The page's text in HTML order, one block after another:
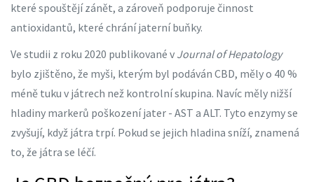
které spouštějí zánět, a zároveň podporuje činnost
antioxidantů, které chrání jaterní buňky.
Ve studii z roku 2020 publikované v Journal of Hepatology
bylo zjištěno, že myši, kterým byl podáván CBD, měly o 40 %
méně tuku v játrech než kontrolní skupina. Navíc měly nižší
hladiny markerů poškození jater - AST a ALT. Tyto enzymy se
zvyšují, když játra trpí. Pokud se jejich hladina sníží, znamená
to, že játra se léčí.